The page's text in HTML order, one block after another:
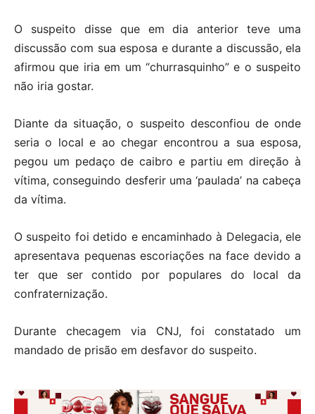
O suspeito disse que em dia anterior teve uma
discussão com sua esposa e durante a discussão, ela
afirmou que iria em um “churrasquinho” e o suspeito
não iria gostar.
Diante da situação, o suspeito desconfiou de onde
seria o local e ao chegar encontrou a sua esposa,
pegou um pedaço de caibro e partiu em direção à
vítima, conseguindo desferir uma ‘paulada’ na cabeça
da vítima.
O suspeito foi detido e encaminhado à Delegacia, ele
apresentava pequenas escoriações na face devido a
ter que ser contido por populares do local da
confraternização.
Durante checagem via CNJ, foi constatado um
mandado de prisão em desfavor do suspeito.